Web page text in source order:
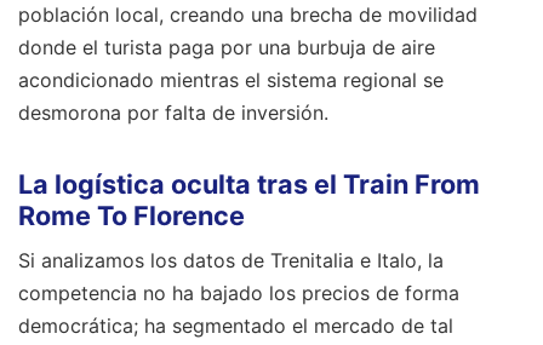
población local, creando una brecha de movilidad
donde el turista paga por una burbuja de aire
acondicionado mientras el sistema regional se
desmorona por falta de inversión.
La logística oculta tras el Train From
Rome To Florence
Si analizamos los datos de Trenitalia e Italo, la
competencia no ha bajado los precios de forma
democrática; ha segmentado el mercado de tal